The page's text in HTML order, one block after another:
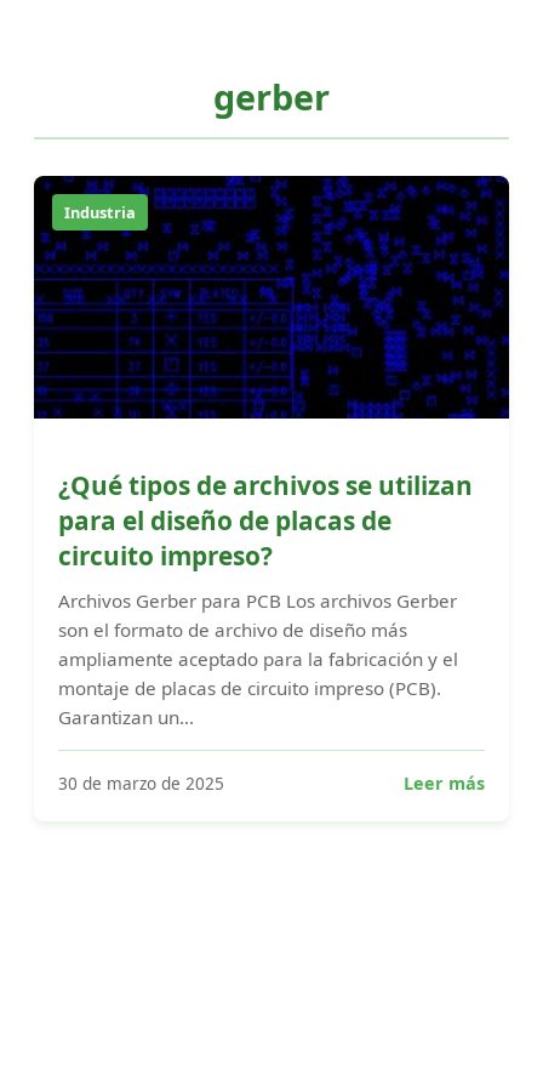
gerber
Industria
¿Qué tipos de archivos se utilizan
para el diseño de placas de
circuito impreso?
Archivos Gerber para PCB Los archivos Gerber
son el formato de archivo de diseño más
ampliamente aceptado para la fabricación y el
montaje de placas de circuito impreso (PCB).
Garantizan un...
30 de marzo de 2025 Leer más